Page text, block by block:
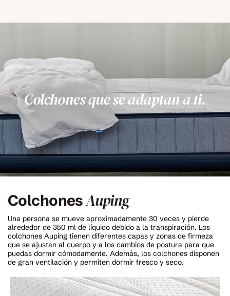
Colchones que se adaptan a ti.
ColchonesAuping
Una persona se mueve aproximadamente 30 veces y pierde
alrededor de 350 ml de líquido debido a la transpiración. Los
colchones Auping tienen diferentes capas y zonas de firmeza
que se ajustan al cuerpo y a los cambios de postura para que
puedas dormir cómodamente. Además, los colchones disponen
de gran ventilación y permiten dormir fresco y seco.